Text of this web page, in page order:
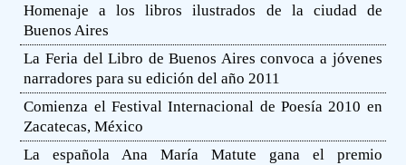
Homenaje a los libros ilustrados de la ciudad de
Buenos Aires
La Feria del Libro de Buenos Aires convoca a jóvenes
narradores para su edición del año 2011
Comienza el Festival Internacional de Poesía 2010 en
Zacatecas, México
La española Ana María Matute gana el premio